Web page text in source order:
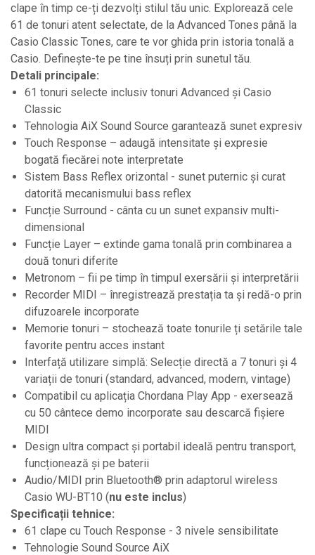
Monitoare de studio
Pop filtre
Preamplificatoare
Protectii antifonice pentru urechi
Rack studio
Recordere de studio
Recordere portabile
Sintetizatoare
Standuri si stative de monitoare
Subwoofere de studio
Tratament acustic
Lumini si efecte
Accesorii pentru lumini
Bare Led
Cabluri de Alimentare
Case-uri de lumini
Comenzi si controllere
Ecrane LED
Efecte de lumini
Lasere
Masini de fum si ceata
Mixere DMX
Moving Head-uri
Par Led si Pinspot
Proiectoare
clape în timp ce-ți dezvolți stilul tău unic. Explorează cele
61 de tonuri atent selectate, de la Advanced Tones până la
Casio Classic Tones, care te vor ghida prin istoria tonală a
Casio. Definește-te pe tine însuți prin sunetul tău.
Detali principale:
61 tonuri selecte inclusiv tonuri Advanced și Casio
Classic
Tehnologia AiX Sound Source garantează sunet expresiv
Touch Response – adaugă intensitate și expresie
bogată fiecărei note interpretate
Sistem Bass Reflex orizontal - sunet puternic și curat
datorită mecanismului bass reflex
Funcție Surround - cânta cu un sunet expansiv multi-
dimensional
Funcție Layer – extinde gama tonală prin combinarea a
două tonuri diferite
Metronom – fii pe timp în timpul exersării și interpretării
Recorder MIDI – înregistrează prestația ta și redă-o prin
difuzoarele incorporate
Memorie tonuri – stochează toate tonurile ți setările tale
favorite pentru acces instant
Interfață utilizare simplă: Selecție directă a 7 tonuri și 4
variații de tonuri (standard, advanced, modern, vintage)
Compatibil cu aplicația Chordana Play App - exersează
cu 50 cântece demo incorporate sau descarcă fișiere
MIDI
Design ultra compact și portabil ideală pentru transport,
funcționează și pe baterii
Audio/MIDI prin Bluetooth® prin adaptorul wireless
Casio WU-BT10 (nu este inclus)
Specificații tehnice:
61 clape cu Touch Response - 3 nivele sensibilitate
Tehnologie Sound Source AiX